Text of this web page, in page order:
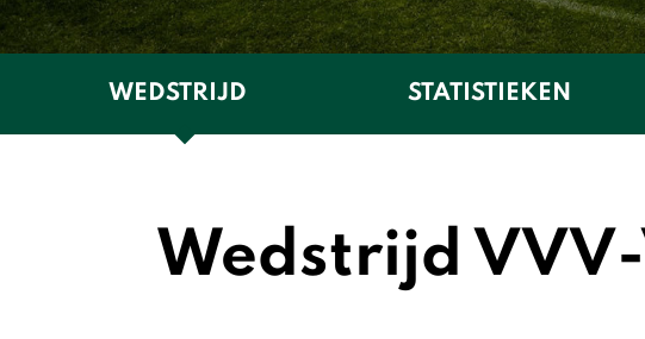
WEDSTRIJD STATISTIEKEN
Wedstrijd